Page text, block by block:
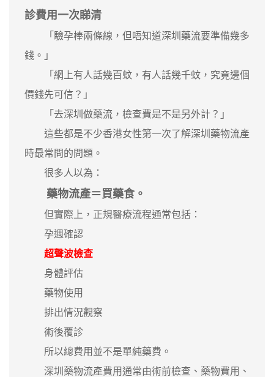
診費用一次睇清
「驗孕棒兩條線，但唔知道深圳藥流要準備幾多
錢。」
「網上有人話幾百蚊，有人話幾千蚊，究竟邊個
價錢先可信？」
「去深圳做藥流，檢查費是不是另外計？」
這些都是不少香港女性第一次了解深圳藥物流產
時最常問的問題。
很多人以為：
藥物流產＝買藥食。
但實際上，正規醫療流程通常包括：
孕週確認
超聲波檢查
身體評估
藥物使用
排出情況觀察
術後覆診
所以總費用並不是單純藥費。
深圳藥物流產費用通常由術前檢查、藥物費用、